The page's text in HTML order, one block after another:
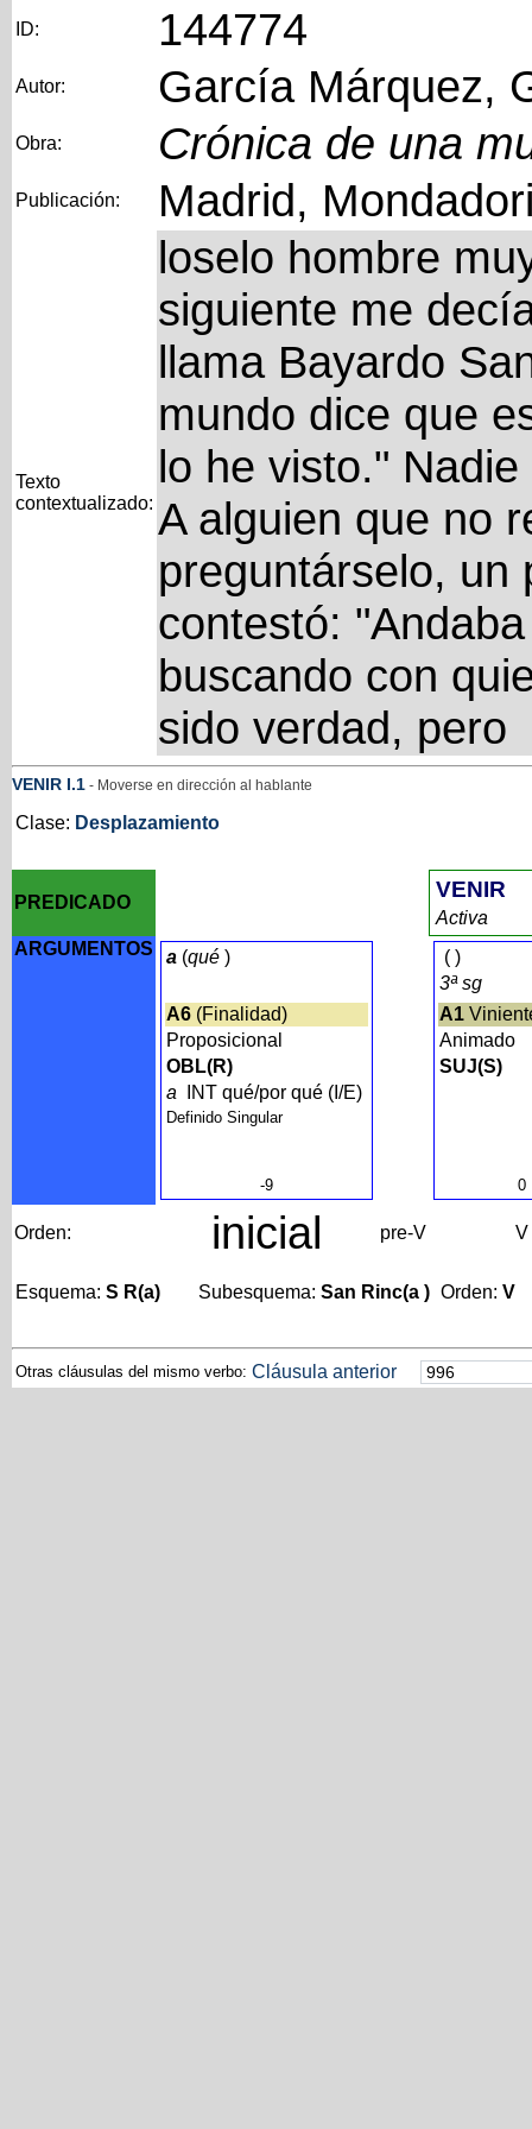
ID: 144774
Autor: García Márquez,
Obra: Crónica de una
Publicación: Madrid,
Texto
contextualizado:
loselo hombre
siguiente me
llama Bayardo
mundo dice que
lo he visto."
A alguien que no
preguntárselo, un
contestó:
buscando con
sido verdad, pero
VENIR I.1- Moverse en dirección al hablante
Clase: Desplazamiento
PREDICADO
VENIR
Activa
ARGUMENTOS
a(qué)
A6(Finalidad)
Proposicional
OBL(R)
a
INT qué/por qué (I/E)
Definido Singular
-9
()
3ª sg
A1
Animado
SUJ(S)
0
Orden: inicial pre-V V
Esquema: S R(a) Subesquema: San Rinc(a ) Orden: V
Otras cláusulas del mismo verbo: Cláusula anterior